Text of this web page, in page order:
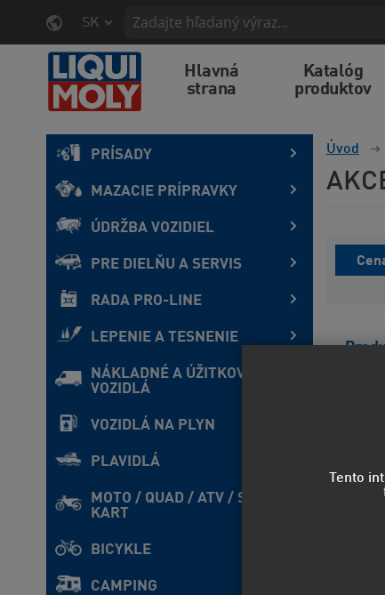
SK
Hlavná
strana
Katalóg
produktov
PRÍSADY
MAZACIE PRÍPRAVKY
ÚDRŽBA VOZIDIEL
PRE DIELŇU A SERVIS
RADA PRO-LINE
LEPENIE A TESNENIE
NÁKLADNÉ A ÚŽITKOVÉ
VOZIDLÁ
VOZIDLÁ NA PLYN
PLAVIDLÁ
MOTO / QUAD / ATV / SxS /
KART
BICYKLE
CAMPING
Úvod
Tento